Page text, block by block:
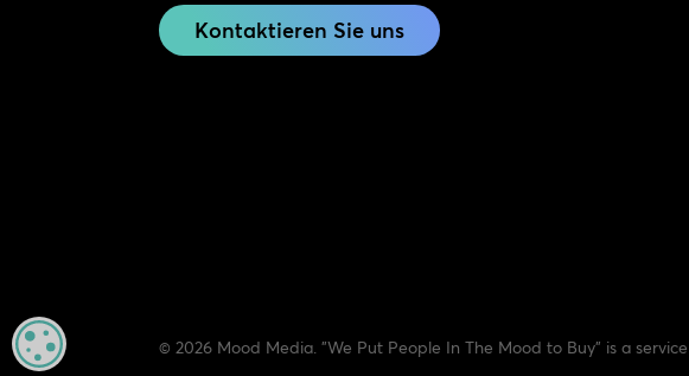
Kontaktieren Sie uns
© 2026 Mood Media. "We Put People In The Mood to Buy" is a
MANAGE PRIVACY